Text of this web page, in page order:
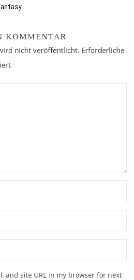
KOMMENTAR
nicht veröffentlicht. Erforderliche
and site URL in my browser for next